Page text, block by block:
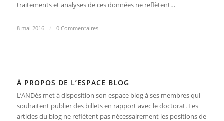
traitements et analyses de ces données ne reflètent…
8 mai 2016 / 0 Commentaires
À PROPOS DE L’ESPACE BLOG
L’ANDès met à disposition son espace blog à ses membres qui
souhaitent publier des billets en rapport avec le doctorat. Les
articles du blog ne reflètent pas nécessairement les positions de